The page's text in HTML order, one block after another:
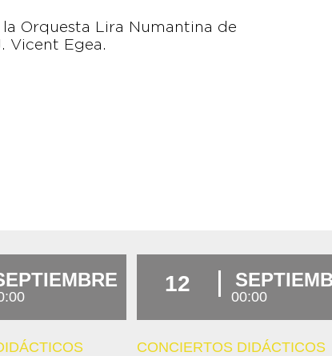
Orquesta Lira Numantina de
Vicent Egea.
12
00:00
CONCIERTOS DIDÁCTICOS